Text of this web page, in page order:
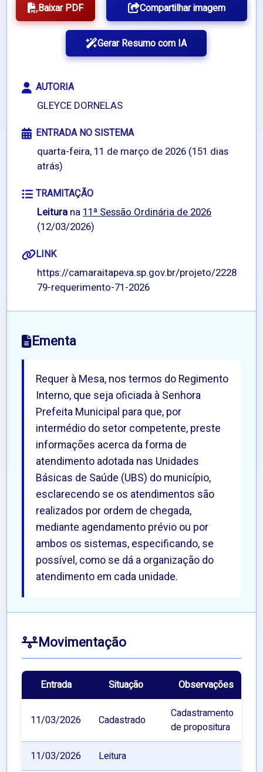
Baixar PDF Compartilhar imagem
Gerar Resumo com IA
AUTORIA
GLEYCE DORNELAS
ENTRADA NO SISTEMA
quarta-feira, 11 de março de 2026 (151 dias
atrás)
TRAMITAÇÃO
Leitura na11ª Sessão Ordinária de 2026
(12/03/2026)
LINK
https://camaraitapeva.sp.gov.br/projeto/2228
79-requerimento-71-2026
Ementa
Requer à Mesa, nos termos do Regimento
Interno, que seja oficiada à Senhora
Prefeita Municipal para que, por
intermédio do setor competente, preste
informações acerca da forma de
atendimento adotada nas Unidades
Básicas de Saúde (UBS) do município,
esclarecendo se os atendimentos são
realizados por ordem de chegada,
mediante agendamento prévio ou por
ambos os sistemas, especificando, se
possível, como se dá a organização do
atendimento em cada unidade.
Movimentação
Entrada Situação Observações
11/03/2026 Cadastrado
Cadastramento
de propositura
11/03/2026 Leitura